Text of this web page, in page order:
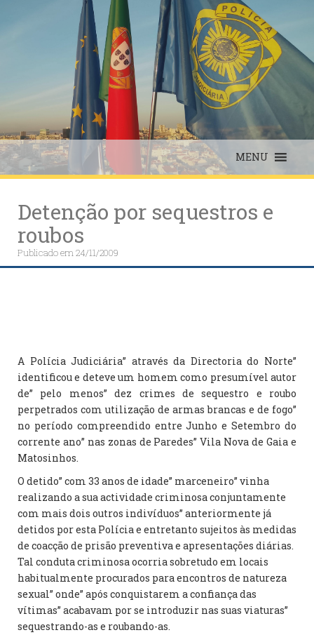
MENU
Detenção por sequestros e
roubos
Publicado em24/11/2009
A Polícia Judiciária” através da Directoria do Norte”
identificou e deteve um homem como presumível autor
de” pelo menos” dez crimes de sequestro e roubo
perpetrados com utilização de armas brancas e de fogo”
no período compreendido entre Junho e Setembro do
corrente ano” nas zonas de Paredes” Vila Nova de Gaia e
Matosinhos.
O detido” com 33 anos de idade” marceneiro” vinha
realizando a sua actividade criminosa conjuntamente
com mais dois outros indivíduos” anteriormente já
detidos por esta Polícia e entretanto sujeitos às medidas
de coacção de prisão preventiva e apresentações diárias.
Tal conduta criminosa ocorria sobretudo em locais
habitualmente procurados para encontros de natureza
sexual” onde” após conquistarem a confiança das
vítimas” acabavam por se introduzir nas suas viaturas”
sequestrando-as e roubando-as.